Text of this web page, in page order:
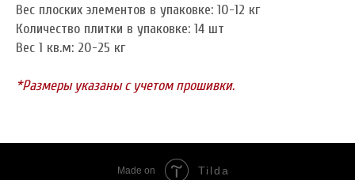
Вес плоских элементов в упаковке: 10-12 кг
Количество плитки в упаковке: 14 шт
Вес 1 кв.м: 20-25 кг
*Размеры указаны с учетом прошивки.
Made on Tilda